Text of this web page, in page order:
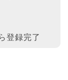
登録完了